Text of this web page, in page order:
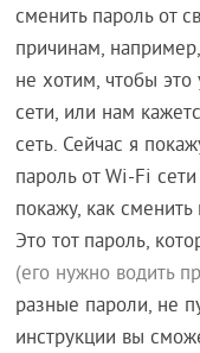
сменить пароль от
причинам,
не хотим, чтобы
сети, или нам
сеть. Сейчас я
пароль от Wi-Fi
покажу, как
Это тот пароль,
(его нужно водить
разные пароли, не
инструкции вы